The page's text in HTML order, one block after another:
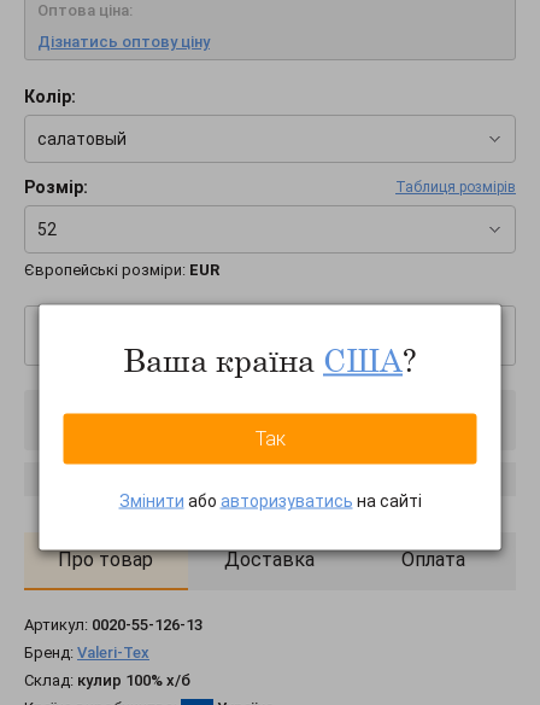
Оптова ціна:
Дізнатись оптову ціну
Колір:
салатовый
Розмір: Таблиця розмірів
52
Європейські розміри: EUR
Товар вимкнено
Про товар Доставка Оплата
Артикул: 0020-55-126-13
Бренд: Valeri-Tex
Склад: кулир 100% х/б
Ваша країна США?
Так
Змінити або авторизуватись на сайті